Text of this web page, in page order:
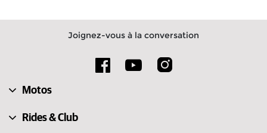
Joignez-vous à la conversation
Motos
Rides & Club